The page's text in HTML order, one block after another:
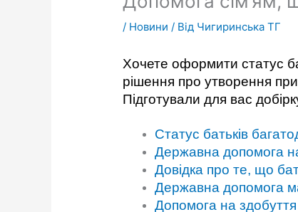
/ Новини / Від Чигиринська ТГ
Хочете оформити статус
рішення про утворення
Підготували для вас
Статус батьків
Державна допомога на
Довідка про те, що
Державна допомога
Допомога на здобуття